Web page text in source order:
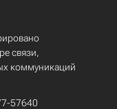
связи,
коммуникаций
57640